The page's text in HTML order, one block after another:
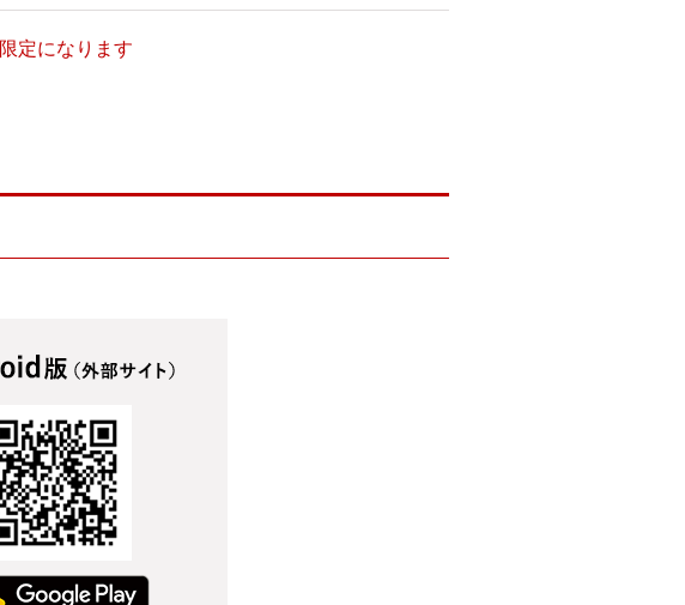
定になります